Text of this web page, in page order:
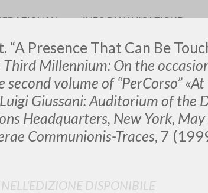
Presence That Can Be
Millennium: On the
volume of “PerCorso”
Giussani: Auditorium of the
Headquarters, New York,
Communionis-Traces, 7
DISPONIBILE
INFO DI NAVIGAZIONE
DOCUMENTI TROVATI
Visualizza dettagli per tipologia